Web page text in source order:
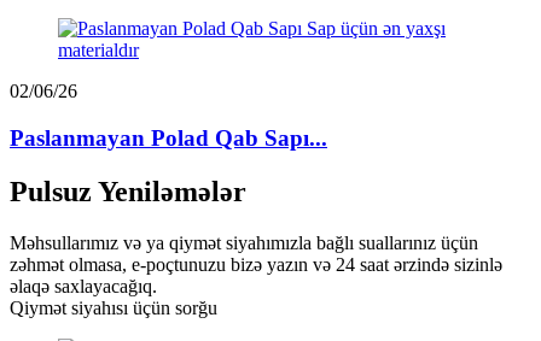
02/06/26
Paslanmayan Polad Qab Sapı...
Pulsuz Yeniləmələr
Məhsullarımız və ya qiymət siyahımızla bağlı suallarınız üçün
zəhmət olmasa, e-poçtunuzu bizə yazın və 24 saat ərzində sizinlə
əlaqə saxlayacağıq.
Qiymət siyahısı üçün sorğu